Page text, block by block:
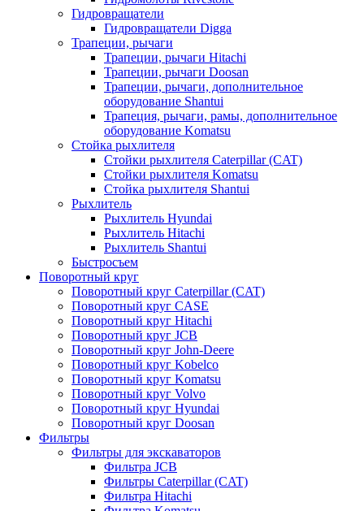
Гидровращатели
Гидровращатели Digga
Трапеции, рычаги
Трапеции, рычаги Hitachi
Трапеции, рычаги Doosan
Трапеции, рычаги, дополнительное
оборудование Shantui
Трапеция, рычаги, рамы, дополнительное
оборудование Komatsu
Стойка рыхлителя
Стойки рыхлителя Caterpillar (CAT)
Стойки рыхлителя Komatsu
Стойка рыхлителя Shantui
Рыхлитель
Рыхлитель Hyundai
Рыхлитель Hitachi
Рыхлитель Shantui
Быстросъем
Поворотный круг
Поворотный круг Caterpillar (CAT)
Поворотный круг CASE
Поворотный круг Hitachi
Поворотный круг JCB
Поворотный круг John-Deere
Поворотный круг Kobelco
Поворотный круг Komatsu
Поворотный круг Volvo
Поворотный круг Hyundai
Поворотный круг Doosan
Фильтры
Фильтры для экскаваторов
Фильтра JCB
Фильтры Caterpillar (CAT)
Фильтра Hitachi